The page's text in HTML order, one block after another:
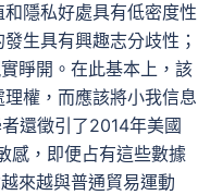
隱私好處具有低密度性
生具有興趣志分歧性；
睜開。在此基本上，該
權，而應該將小我信息
還徵引了2014年美國
感，即便占有這些數據
來越與普通貿易運動